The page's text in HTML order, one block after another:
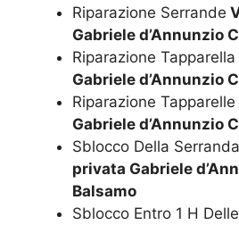
Riparazione Serrande
Gabriele d’Annunzio
Riparazione Tapparella
Gabriele d’Annunzio
Riparazione Tapparelle
Gabriele d’Annunzio
Sblocco Della
privata Gabriele
Balsamo
Sblocco Entro 1 H